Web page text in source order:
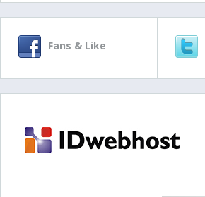
Fans & Like